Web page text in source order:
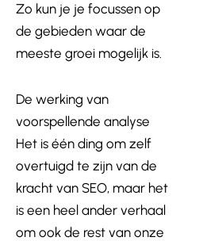
Zo kun je je focussen op
de gebieden waar de
meeste groei mogelijk is.
De werking van
voorspellende analyse
Het is één ding om zelf
overtuigd te zijn van de
kracht van SEO, maar het
is een heel ander verhaal
om ook de rest van onze